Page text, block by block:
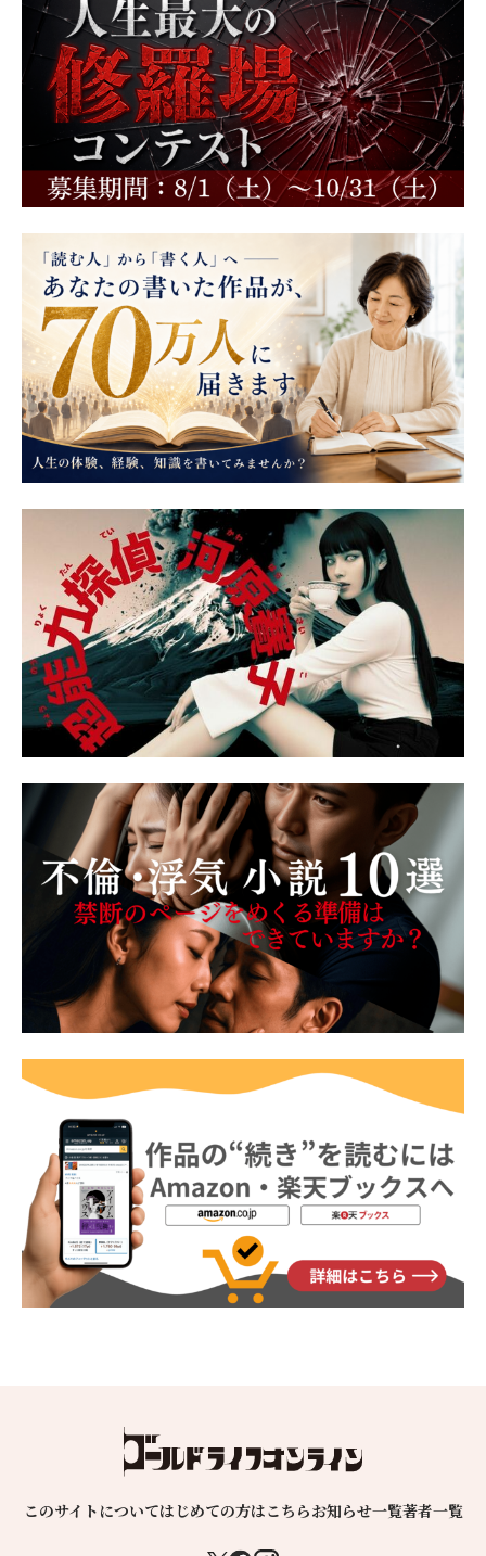
このサイトについてはじめての方はこちらお知らせ一覧著者一覧